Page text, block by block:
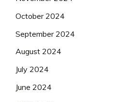
October 2024
September 2024
August 2024
July 2024
June 2024